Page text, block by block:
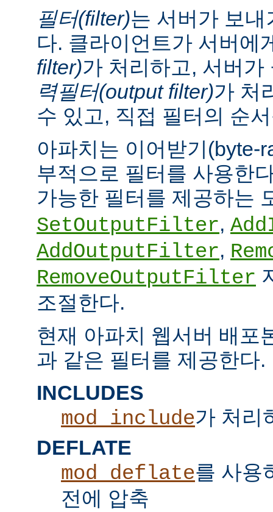
필터(filter)는 서버가 보
다. 클라이언트가 서버에
filter)가 처리하고, 서버
력필터(output filter)가 처
수 있고, 직접 필터의 순
아파치는 이어받기(byte-
부적으로 필터를 사용한
가능한 필터를 제공하는
SetOutputFilter,
AddOutputFilter,
RemoveOutputFilter
조절한다.
현재 아파치 웹서버 배포
과 같은 필터를 제공한다.
INCLUDES
mod_include가 처리
DEFLATE
mod_deflate를 사용
전에 압축